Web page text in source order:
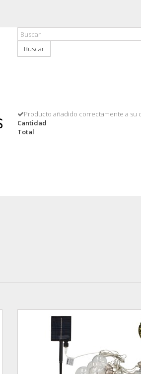
Buscar
Producto añadido correctamente a su
Cantidad
Total